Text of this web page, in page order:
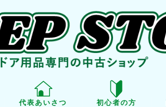
代表あいさつ 初心者の方